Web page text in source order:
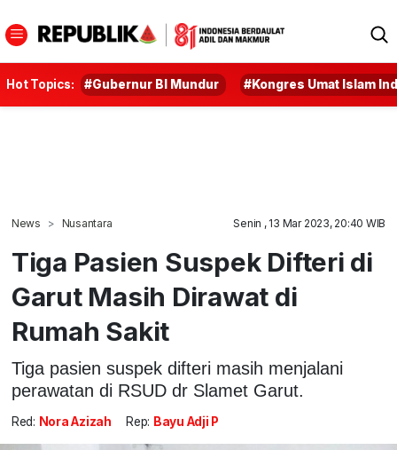
Hot Topics: #Gubernur BI Mundur #Kongres Umat Islam
News Nusantara Senin , 13 Mar 2023, 20:40 WIB
Tiga Pasien Suspek Difteri di
Garut Masih Dirawat di
Rumah Sakit
Tiga pasien suspek difteri masih menjalani
perawatan di RSUD dr Slamet Garut.
Red: Nora Azizah Rep: Bayu Adji P